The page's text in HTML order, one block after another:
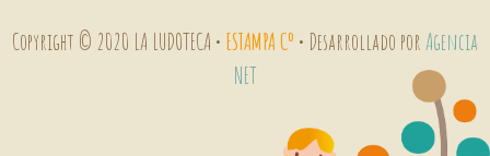
Copyright © 2020 LA LUDOTECA • ESTAMPA Cº • Desarrollado porAgencia
NET